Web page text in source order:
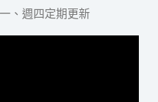
、週四定期更新